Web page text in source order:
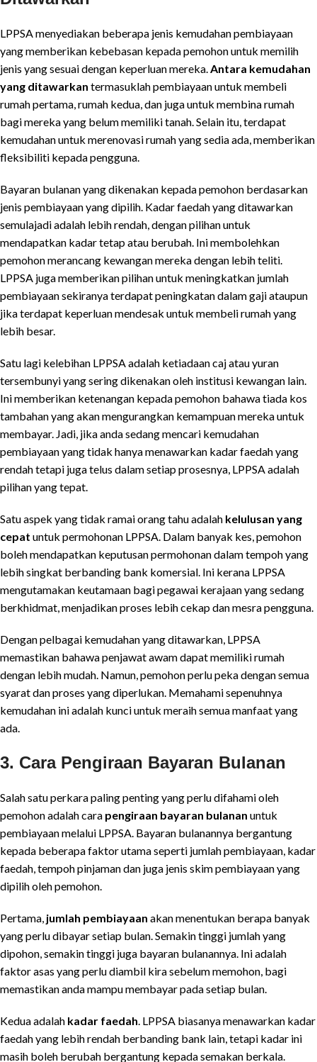
LPPSA menyediakan beberapa jenis kemudahan pembiayaan
yang memberikan kebebasan kepada pemohon untuk memilih
jenis yang sesuai dengan keperluan mereka. Antara kemudahan
yang ditawarkan termasuklah pembiayaan untuk membeli
rumah pertama, rumah kedua, dan juga untuk membina rumah
bagi mereka yang belum memiliki tanah. Selain itu, terdapat
kemudahan untuk merenovasi rumah yang sedia ada, memberikan
fleksibiliti kepada pengguna.
Bayaran bulanan yang dikenakan kepada pemohon berdasarkan
jenis pembiayaan yang dipilih. Kadar faedah yang ditawarkan
semulajadi adalah lebih rendah, dengan pilihan untuk
mendapatkan kadar tetap atau berubah. Ini membolehkan
pemohon merancang kewangan mereka dengan lebih teliti.
LPPSA juga memberikan pilihan untuk meningkatkan jumlah
pembiayaan sekiranya terdapat peningkatan dalam gaji ataupun
jika terdapat keperluan mendesak untuk membeli rumah yang
lebih besar.
Satu lagi kelebihan LPPSA adalah ketiadaan caj atau yuran
tersembunyi yang sering dikenakan oleh institusi kewangan lain.
Ini memberikan ketenangan kepada pemohon bahawa tiada kos
tambahan yang akan mengurangkan kemampuan mereka untuk
membayar. Jadi, jika anda sedang mencari kemudahan
pembiayaan yang tidak hanya menawarkan kadar faedah yang
rendah tetapi juga telus dalam setiap prosesnya, LPPSA adalah
pilihan yang tepat.
Satu aspek yang tidak ramai orang tahu adalah kelulusan yang
cepat untuk permohonan LPPSA. Dalam banyak kes, pemohon
boleh mendapatkan keputusan permohonan dalam tempoh yang
lebih singkat berbanding bank komersial. Ini kerana LPPSA
mengutamakan keutamaan bagi pegawai kerajaan yang sedang
berkhidmat, menjadikan proses lebih cekap dan mesra pengguna.
Dengan pelbagai kemudahan yang ditawarkan, LPPSA
memastikan bahawa penjawat awam dapat memiliki rumah
dengan lebih mudah. Namun, pemohon perlu peka dengan semua
syarat dan proses yang diperlukan. Memahami sepenuhnya
kemudahan ini adalah kunci untuk meraih semua manfaat yang
ada.
3. Cara Pengiraan Bayaran Bulanan
Salah satu perkara paling penting yang perlu difahami oleh
pemohon adalah cara pengiraan bayaran bulanan untuk
pembiayaan melalui LPPSA. Bayaran bulanannya bergantung
kepada beberapa faktor utama seperti jumlah pembiayaan, kadar
faedah, tempoh pinjaman dan juga jenis skim pembiayaan yang
dipilih oleh pemohon.
Pertama, jumlah pembiayaan akan menentukan berapa banyak
yang perlu dibayar setiap bulan. Semakin tinggi jumlah yang
dipohon, semakin tinggi juga bayaran bulanannya. Ini adalah
faktor asas yang perlu diambil kira sebelum memohon, bagi
memastikan anda mampu membayar pada setiap bulan.
Kedua adalah kadar faedah . LPPSA biasanya menawarkan kadar
faedah yang lebih rendah berbanding bank lain, tetapi kadar ini
masih boleh berubah bergantung kepada semakan berkala.